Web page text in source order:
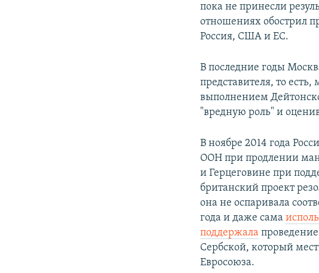
пока не принесли
отношениях обострил
Россия, США и ЕС.
В последние годы
представителя, то
выполнением
"вредную роль" и
В ноябре 2014 года
ООН при продлении
и Герцеговине при
британский проект
она не оспаривала
года и даже сама
поддержала
Сербской, который
Евросоюза.